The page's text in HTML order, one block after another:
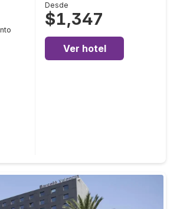
Desde
$1,347
Ver hotel